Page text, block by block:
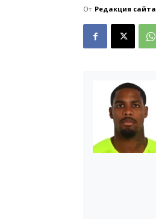
От Редакция сайта